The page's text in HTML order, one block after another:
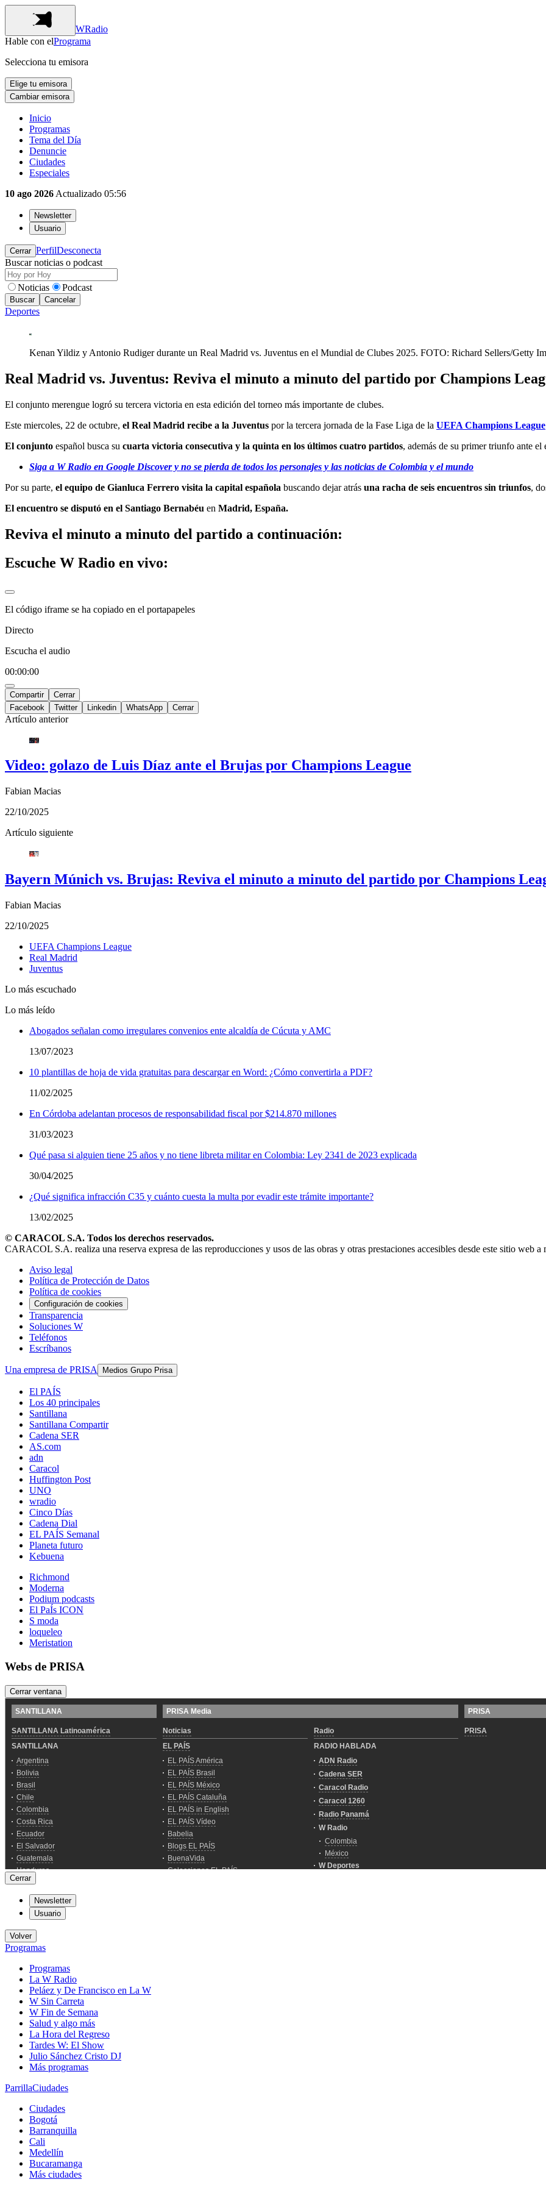
WRadio
Hable con elPrograma
Selecciona tu emisora
Elige tu emisora
Cambiar emisora
Inicio
Programas
Tema del Día
Denuncie
Ciudades
Especiales
10 ago 2026 Actualizado 05:56
Newsletter
Usuario
Cerrar PerfilDesconecta
Buscar noticias o podcast
Noticias Podcast
Buscar Cancelar
Deportes
Kenan Yildiz y Antonio Rudiger durante un Real Madrid vs. Juventus en el Mundial de Clubes 2025. FOTO: Richard Sellers/Getty
Real Madrid vs. Juventus: Reviva el minuto a minuto del partido por Champions
El conjunto merengue logró su tercera victoria en esta edición del torneo más importante de clubes.
Este miercoles, 22 de octubre, el Real Madrid recibe a la Juventus por la tercera jornada de la Fase Liga de la UEFA Champions League
El conjunto español busca su cuarta victoria consecutiva y la quinta en los últimos cuatro partidos, además de su primer triunfo ante
Siga a W Radio en Google Discover y no se pierda de todos los personajes y las noticias de Colombia y el mundo
Por su parte, el equipo de Gianluca Ferrero visita la capital española buscando dejar atrás una racha de seis encuentros sin triunfos,
El encuentro se disputó en el Santiago Bernabéu en Madrid, España.
Reviva el minuto a minuto del partido a continuación:
Escuche W Radio en vivo:
El código iframe se ha copiado en el portapapeles
Directo
Escucha el audio
00:00:00
Compartir
Cerrar
Facebook
Twitter Linkedin WhatsApp Cerrar
Artículo anterior
Video: golazo de Luis Díaz ante el Brujas por Champions League
Fabian Macias
22/10/2025
Artículo siguiente
Bayern Múnich vs. Brujas: Reviva el minuto a minuto del partido por Champions
Fabian Macias
22/10/2025
UEFA Champions League
Real Madrid
Juventus
Lo más escuchado
Lo más leído
Abogados señalan como irregulares convenios ente alcaldía de Cúcuta y AMC
13/07/2023
10 plantillas de hoja de vida gratuitas para descargar en Word: ¿Cómo convertirla a PDF?
11/02/2025
En Córdoba adelantan procesos de responsabilidad fiscal por $214.870 millones
31/03/2023
Qué pasa si alguien tiene 25 años y no tiene libreta militar en Colombia: Ley 2341 de 2023 explicada
30/04/2025
¿Qué significa infracción C35 y cuánto cuesta la multa por evadir este trámite importante?
13/02/2025
© CARACOL S.A. Todos los derechos reservados.
CARACOL S.A. realiza una reserva expresa de las reproducciones y usos de las obras y otras prestaciones accesibles desde este sitio web
Aviso legal
Política de Protección de Datos
Política de cookies
Configuración de cookies
Transparencia
Soluciones W
Teléfonos
Escríbanos
Una empresa de PRISA Medios Grupo Prisa
El PAÍS
Los 40 principales
Santillana
Santillana Compartir
Cadena SER
AS.com
adn
Caracol
Huffington Post
UNO
wradio
Cinco Días
Cadena Dial
EL PAÍS Semanal
Planeta futuro
Kebuena
Richmond
Moderna
Podium podcasts
El PaÍs ICON
S moda
loqueleo
Meristation
Webs de PRISA
Cerrar ventana
Cerrar
Newsletter
Usuario
Volver
Programas
Programas
La W Radio
Peláez y De Francisco en La W
W Sin Carreta
W Fin de Semana
Salud y algo más
La Hora del Regreso
Tardes W: El Show
Julio Sánchez Cristo DJ
Más programas
ParrillaCiudades
Ciudades
Bogotá
Barranquilla
Cali
Medellín
Bucaramanga
Más ciudades